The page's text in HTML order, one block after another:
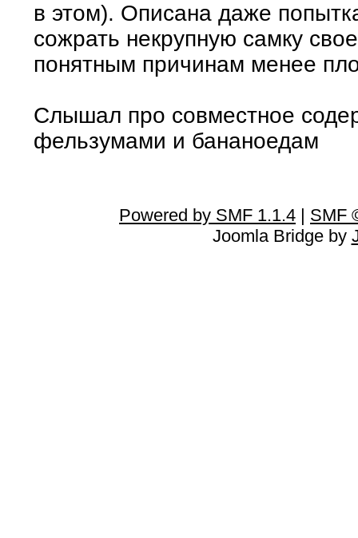
в этом). Описана даже
сожрать некрупную самку
понятным причинам менее
Слышал про совместное
фельзумами и бананоедам
Powered by SMF 1.1.4 | SMF
Joomla Bridge by